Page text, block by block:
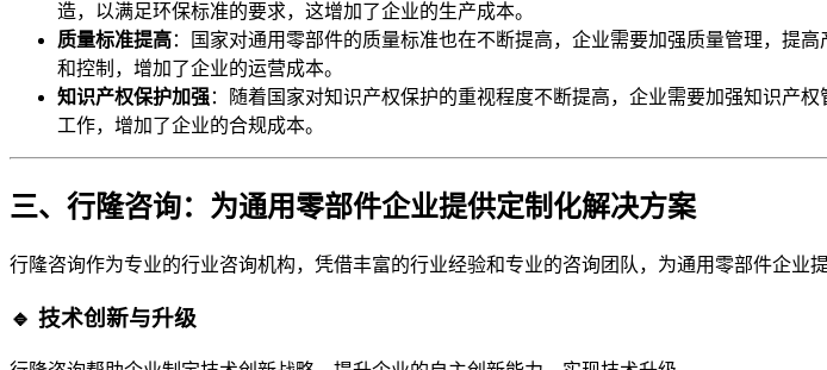
造，以满足环保标准的要求，这增加了企业的生产成本。
质量标准提高：国家对通用零部件的质量标准也在不断提高，企业需要加强质量管理，提
和控制，增加了企业的运营成本。
知识产权保护加强：随着国家对知识产权保护的重视程度不断提高，企业需要加强知识产
工作，增加了企业的合规成本。
三、行隆咨询：为通用零部件企业提供定制化解决方案
行隆咨询作为专业的行业咨询机构，凭借丰富的行业经验和专业的咨询团队，为通用零部件企业
🔹 技术创新与升级